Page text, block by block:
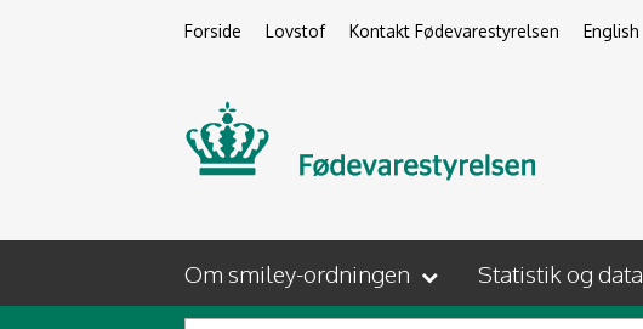
Forside Lovstof Kontakt Fødevarestyrelsen English
Om smiley-ordningen Statistik og data